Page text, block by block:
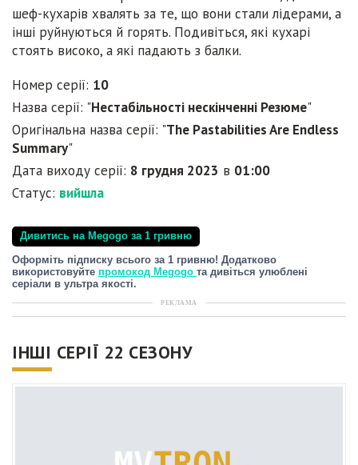
шеф-кухарів хвалять за те, що вони стали лідерами, а
інші руйнуються й горять. Подивіться, які кухарі
стоять високо, а які падають з балки.
Номер серії: 10
Назва серії: "Нестабільності нескінченні Резюме"
Оригінальна назва серії: "The Pastabilities Are Endless
Summary"
Дата виходу серії: 8 грудня 2023 в 01:00
Статус: вийшла
Дивитись на Megogo за 1 гривню
Оформіть підписку всього за 1 гривню! Додатково
використовуйте промокод Megogo та дивіться улюблені
серіали в ультра якості.
РЕКЛАМА
ІНШІ СЕРІЇ 22 СЕЗОНУ